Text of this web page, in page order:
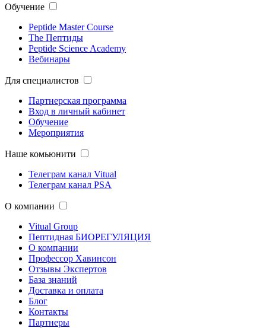
Обучение
Peptide Master Course
The Пептиды
Peptide Science Academy
Вебинары
Для специалистов
Партнерская программа
Вход в личный кабинет
Обучение
Мероприятия
Наше комьюнити
Телеграм канал Vitual
Телеграм канал PSA
О компании
Vitual Group
Пептидная БИОРЕГУЛЯЦИЯ
О компании
Профессор Хавинсон
Отзывы Экспертов
База знаний
Доставка и оплата
Блог
Контакты
Партнеры